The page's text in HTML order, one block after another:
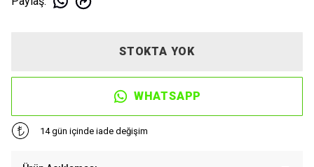
STOKTA YOK
WHATSAPP
14 gün içinde iade değişim